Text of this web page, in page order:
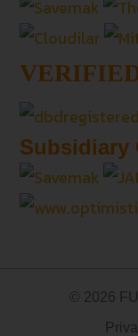
Subsidiary
© 2026